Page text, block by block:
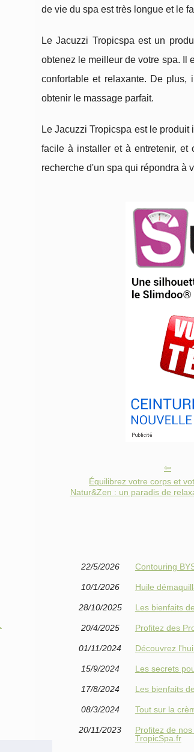
de vie du spa est très longue et le
Le Jacuzzi Tropicspa est un
obtenez le meilleur de votre spa. Il
confortable et relaxante. De
obtenir le massage parfait.
Le Jacuzzi Tropicspa est le
facile à installer et à entretenir, et
recherche d'un spa qui répondra à
Équilibrez votre corps et
Natur&Zen : un paradis de
22/5/2026 Contouring
10/1/2026 Huile
28/10/2025 Les bienfaits
20/4/2025 Profitez des
01/11/2024 Découvrez
15/9/2024 Les secrets
17/8/2024 Les bienfaits
08/3/2024 Tout sur la
20/11/2023
Profitez de
TropicSpa.fr